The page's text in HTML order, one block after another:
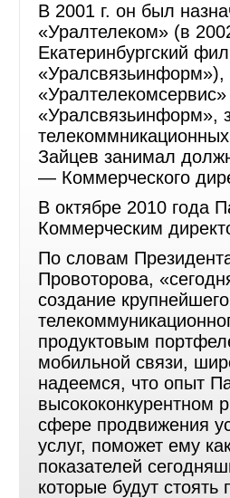
В 2001 г. он был
«Уралтелеком» (в
Екатеринбургский
«Уралсвязьинформ»),
«Уралсвязьинформ»,
Зайцев занимал
— Коммерческого
В октябре 2010 года
Коммерческим
По словам
Провоторова,
создание
продуктовым
мобильной связи,
надеемся, что опыт
высококонкурентном
сфере продвижения
услуг, поможет ему
показателей
которые будут